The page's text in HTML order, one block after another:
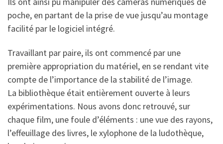
poche, en partant de la prise de vue jusqu’au montage
facilité par le logiciel intégré.
Travaillant par paire, ils ont commencé par une
première appropriation du matériel, en se rendant vite
compte de l’importance de la stabilité de l’image.
La bibliothèque était entièrement ouverte à leurs
expérimentations. Nous avons donc retrouvé, sur
chaque film, une foule d’éléments : une vue des rayons,
l’effeuillage des livres, le xylophone de la ludothèque,